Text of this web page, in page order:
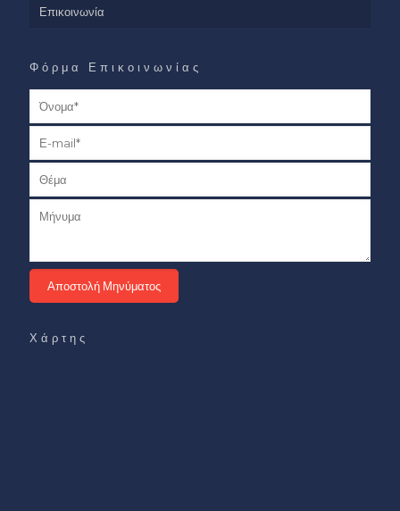
Επικοινωνία
Φόρμα Επικοινωνίας
Χάρτης